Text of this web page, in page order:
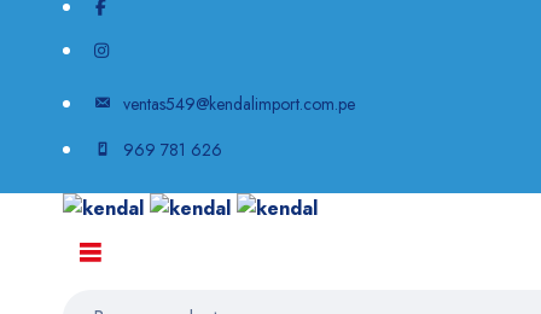
ventas549@kendalimport.com.pe
969 781 626